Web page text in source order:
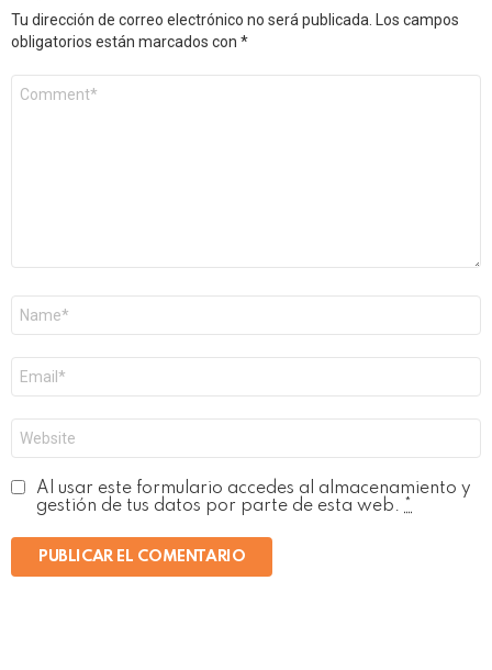
Tu dirección de correo electrónico no será publicada.
Los campos
obligatorios están marcados con *
electrónico
*
Al usar este formulario accedes al almacenamiento y
gestión de tus datos por parte de esta web.